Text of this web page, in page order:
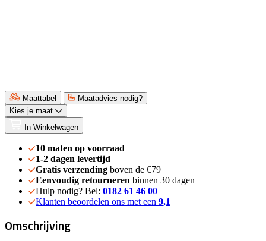
Maattabel
Maatadvies nodig?
Kies je maat
In Winkelwagen
10 maten op voorraad
1-2 dagen levertijd
Gratis verzending boven de €79
Eenvoudig retourneren binnen 30 dagen
Hulp nodig? Bel: 0182 61 46 00
Klanten beoordelen ons met een 9,1
Omschrijving